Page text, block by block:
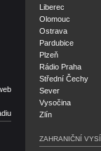
Liberec
Olomouc
Ostrava
Pardubice
Plzeň
Rádio Praha
Střední Čechy
Sever
Vysočina
Zlín
ZAHRANIČNÍ